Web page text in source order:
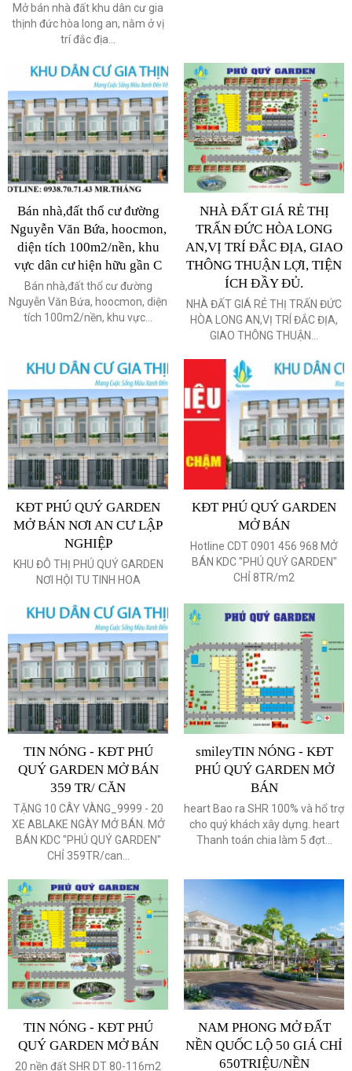
Mở bán nhà đất khu dân cư gia
thịnh đức hòa long an, nằm ở vị
trí đắc địa...
Bán nhà,đất thổ cư đường
Nguyễn Văn Bứa, hoocmon,
diện tích 100m2/nền, khu
vực dân cư hiện hữu gần C
Bán nhà,đất thổ cư đường
Nguyễn Văn Bứa, hoocmon, diện
tích 100m2/nền, khu vực...
NHÀ ĐẤT GIÁ RẺ THỊ
TRẤN ĐỨC HÒA LONG
AN,VỊ TRÍ ĐẮC ĐỊA, GIAO
THÔNG THUẬN LỢI, TIỆN
ÍCH ĐẦY ĐỦ.
NHÀ ĐẤT GIÁ RẺ THỊ TRẤN ĐỨC
HÒA LONG AN,VỊ TRÍ ĐẮC ĐỊA,
GIAO THÔNG THUẬN...
KĐT PHÚ QUÝ GARDEN
MỞ BÁN NƠI AN CƯ LẬP
NGHIỆP
KHU ĐÔ THỊ PHÚ QUÝ GARDEN
NƠI HỘI TU TINH HOA
KĐT PHÚ QUÝ GARDEN
MỞ BÁN
Hotline CDT 0901 456 968 MỞ
BÁN KDC "PHÚ QUÝ GARDEN"
CHỈ 8TR/m2
TIN NÓNG - KĐT PHÚ
QUÝ GARDEN MỞ BÁN
359 TR/ CĂN
TẶNG 10 CÂY VÀNG_9999 - 20
XE ABLAKE NGÀY MỞ BÁN. MỞ
BÁN KDC "PHÚ QUÝ GARDEN"
CHỈ 359TR/can...
smileyTIN NÓNG - KĐT
PHÚ QUÝ GARDEN MỞ
BÁN
heart Bao ra SHR 100% và hổ trợ
cho quý khách xây dựng. heart
Thanh toán chia làm 5 đợt...
TIN NÓNG - KĐT PHÚ
QUÝ GARDEN MỞ BÁN
20 nền đất SHR DT 80-116m2
NAM PHONG MỞ ĐẤT
NỀN QUỐC LỘ 50 GIÁ CHỈ
650TRIỆU/NỀN